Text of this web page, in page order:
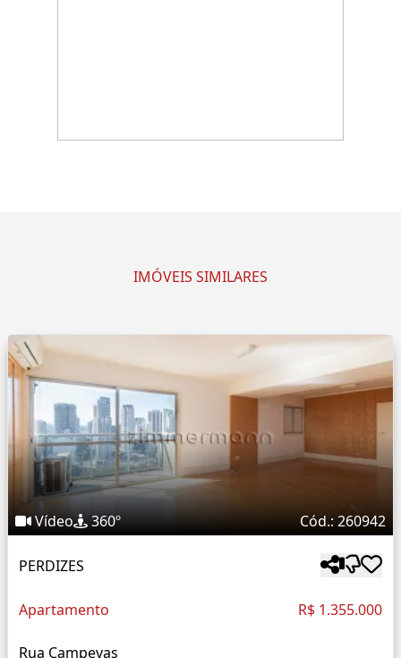
IMÓVEIS SIMILARES
Vídeo 360º Cód.: 260942
PERDIZES
Apartamento R$ 1.355.000
Rua Campevas